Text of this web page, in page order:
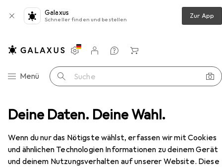
Deine Daten. Deine Wahl.
Wenn du nur das Nötigste wählst, erfassen wir mit Cookies
und ähnlichen Technologien Informationen zu deinem Gerät
und deinem Nutzungsverhalten auf unserer Website. Diese
Galaxus
Schneller finden und bestellen Zur App
Navigation nach Kategorien
Menü Suche
Einstellungen
Kundenkonto
Vergleichslisten
Merklisten
Warenkorb
Sofa + Bettsofa Atelier del Sofa Aitana
EUR
689,–
Atelier del SofaAitana
3-Sitzer